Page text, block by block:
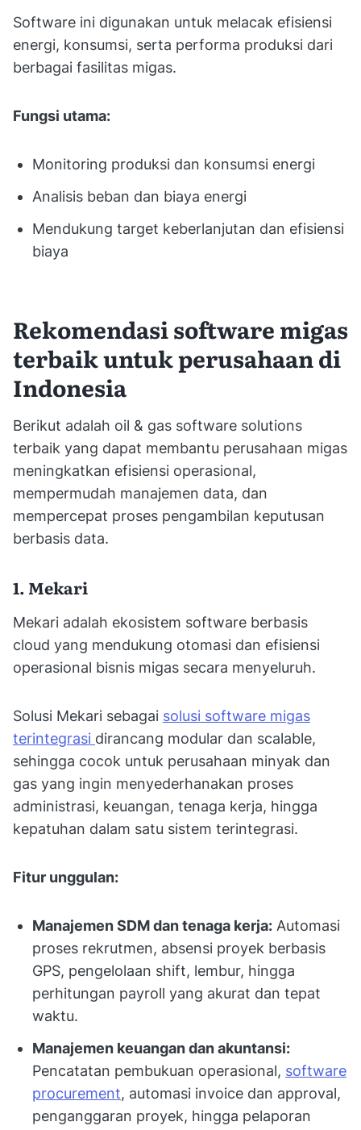
Software ini digunakan untuk melacak efisiensi
energi, konsumsi, serta performa produksi dari
berbagai fasilitas migas.
Fungsi utama:
Monitoring produksi dan konsumsi energi
Analisis beban dan biaya energi
Mendukung target keberlanjutan dan efisiensi
biaya
Rekomendasi software migas
terbaik untuk perusahaan di
Indonesia
Berikut adalah oil & gas software solutions
terbaik yang dapat membantu perusahaan migas
meningkatkan efisiensi operasional,
mempermudah manajemen data, dan
mempercepat proses pengambilan keputusan
berbasis data.
1. Mekari
Mekari adalah ekosistem software berbasis
cloud yang mendukung otomasi dan efisiensi
operasional bisnis migas secara menyeluruh.
Solusi Mekari sebagai solusi software migas
terintegrasi dirancang modular dan scalable,
sehingga cocok untuk perusahaan minyak dan
gas yang ingin menyederhanakan proses
administrasi, keuangan, tenaga kerja, hingga
kepatuhan dalam satu sistem terintegrasi.
Fitur unggulan:
Manajemen SDM dan tenaga kerja: Automasi
proses rekrutmen, absensi proyek berbasis
GPS, pengelolaan shift, lembur, hingga
perhitungan payroll yang akurat dan tepat
waktu.
Manajemen keuangan dan akuntansi:
Pencatatan pembukuan operasional, software
procurement, automasi invoice dan approval,
penganggaran proyek, hingga pelaporan